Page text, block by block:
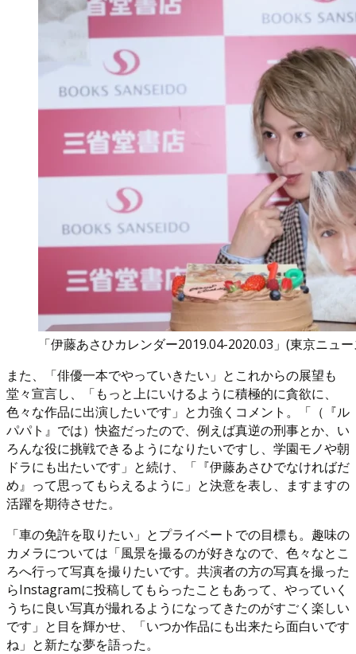
「伊藤あさひカレンダー2019.04-2020.03」(東京ニュ
また、「俳優一本でやっていきたい」とこれからの展望も
堂々宣言し、「もっと上にいけるように積極的に貪欲に、
色々な作品に出演したいです」と力強くコメント。「（『ル
パパト』では）快盗だったので、例えば真逆の刑事とか、い
ろんな役に挑戦できるようになりたいですし、学園モノや朝
ドラにも出たいです」と続け、「『伊藤あさひでなければだ
め』って思ってもらえるように」と決意を表し、ますますの
活躍を期待させた。
「車の免許を取りたい」とプライベートでの目標も。趣味の
カメラについては「風景を撮るのが好きなので、色々なとこ
ろへ行って写真を撮りたいです。共演者の方の写真を撮った
らInstagramに投稿してもらったこともあって、やっていく
うちに良い写真が撮れるようになってきたのがすごく楽しい
です」と目を輝かせ、「いつか作品にも出来たら面白いです
ね」と新たな夢を語った。